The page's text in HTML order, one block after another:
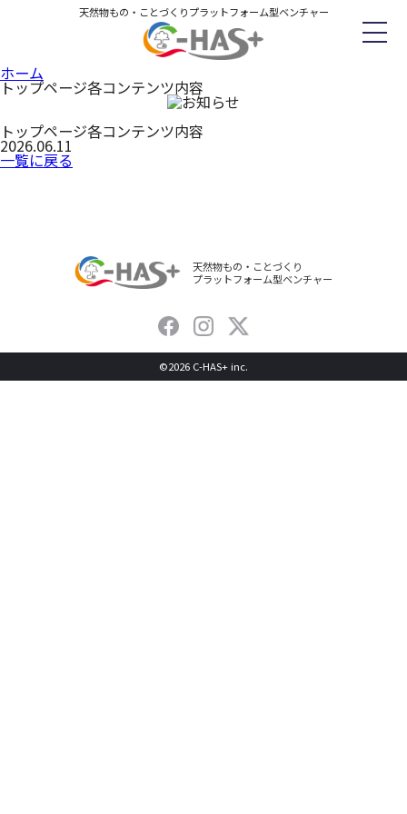
天然物もの・ことづくりプラットフォーム型ベンチャー
ホーム
トップページ各コンテンツ内容
トップページ各コンテンツ内容
2026.06.11
一覧に戻る
天然物もの・ことづくり
プラットフォーム型ベンチャー
©2026 C-HAS+ inc.
企業理念
C-HASとは
お知らせ